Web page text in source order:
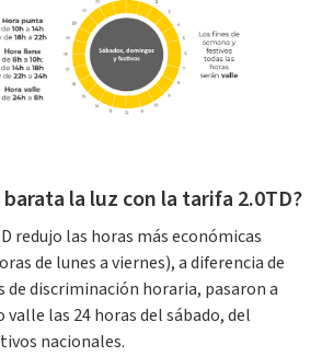
la luz con la tarifa 2.0TD?
redujo las horas más económicas
de lunes a viernes), a diferencia de
discriminación horaria, pasaron a
las 24 horas del sábado, del
nacionales.